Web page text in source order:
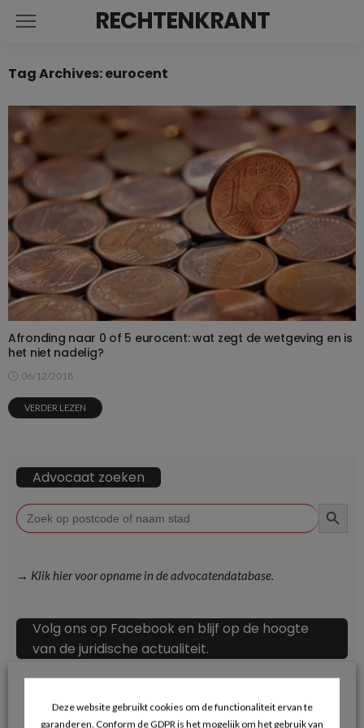
RECHTENKRANT
Tag Archives: eurocent
Afronding naar 0 of 5 eurocent: wat zegt de wetgeving en is
het niet nadelig?
06/12/2018
VERDER LEZEN
Advocaat zoeken
Zoek
naar:
→ Klik hier voor opname in de advocatendatabase.
Volg ons op Facebook en blijf op de hoogte
van de juridische actualiteit.
Deze website gebruikt cookies om de functionaliteit ervan te
garanderen. Conform de GDPR is het mogelijk om het gebruik van